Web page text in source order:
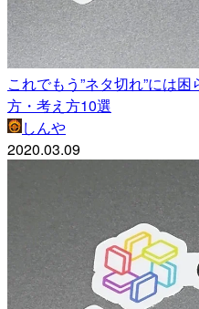
これでもう”ネタ切れ”には
方・考え方10選
しんや
2020.03.09